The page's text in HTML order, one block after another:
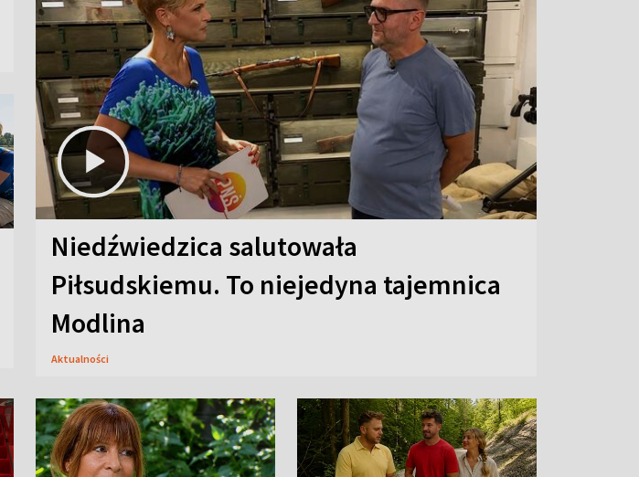
Niedźwiedzica salutowała
Piłsudskiemu. To niejedyna tajemnica
Modlina
Aktualności